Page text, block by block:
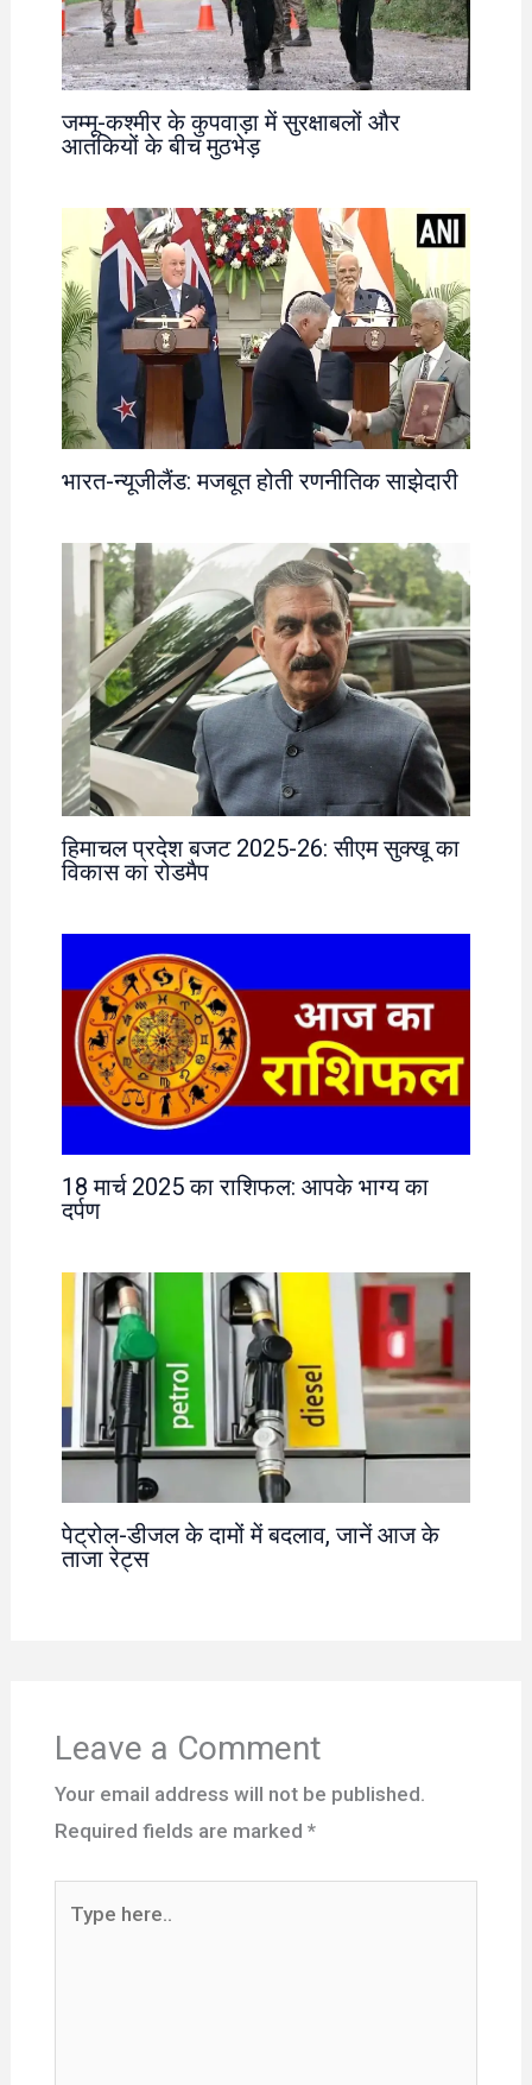
जम्मू-कश्मीर के कुपवाड़ा में सुरक्षाबलों और
आतंकियों के बीच मुठभेड़
भारत-न्यूजीलैंड: मजबूत होती रणनीतिक साझेदारी
हिमाचल प्रदेश बजट 2025-26: सीएम सुक्खू का
विकास का रोडमैप
18 मार्च 2025 का राशिफल: आपके भाग्य का
दर्पण
पेट्रोल-डीजल के दामों में बदलाव, जानें आज के
ताजा रेट्स
Leave a Comment
Your email address will not be published.
Required fields are marked *